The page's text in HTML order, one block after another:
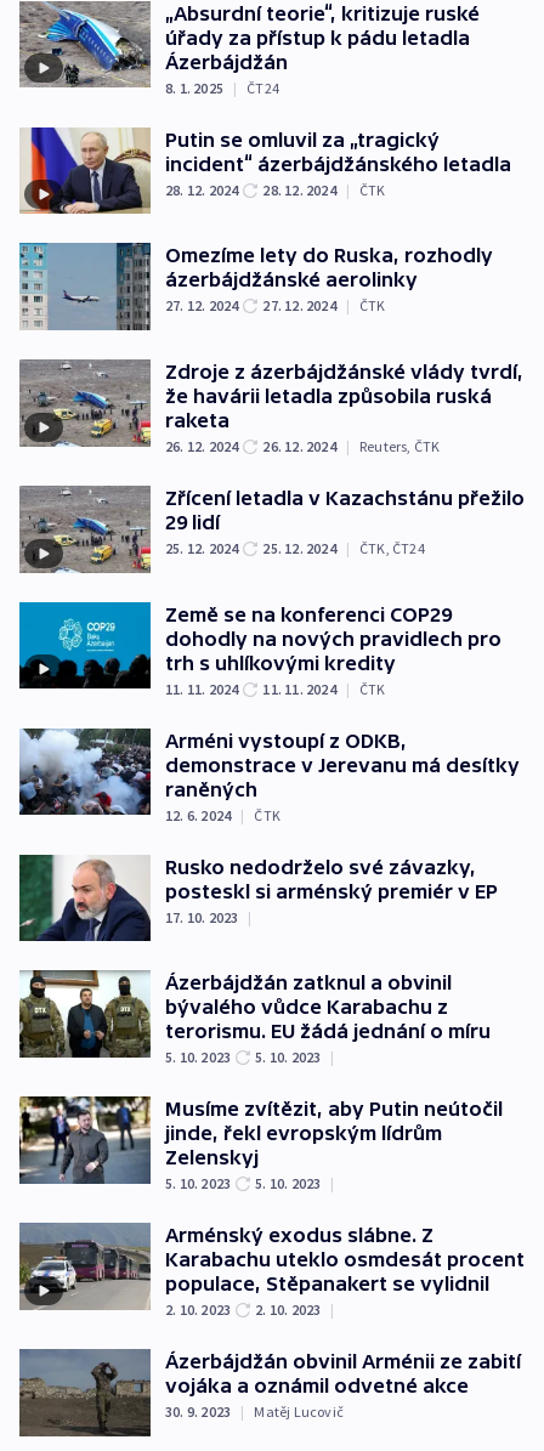
„Absurdní teorie“, kritizuje ruské
úřady za přístup k pádu letadla
Ázerbájdžán
8. 1. 2025 | ČT24
Putin se omluvil za „tragický
incident“ ázerbájdžánského letadla
28. 12. 2024 28. 12. 2024 | ČTK
Omezíme lety do Ruska, rozhodly
ázerbájdžánské aerolinky
27. 12. 2024 27. 12. 2024 | ČTK
Zdroje z ázerbájdžánské vlády tvrdí,
že havárii letadla způsobila ruská
raketa
26. 12. 2024 26. 12. 2024 | Reuters ČTK
Zřícení letadla v Kazachstánu přežilo
29 lidí
25. 12. 2024 25. 12. 2024 | ČTK ČT24
Země se na konferenci COP29
dohodly na nových pravidlech pro
trh s uhlíkovými kredity
11. 11. 2024 11. 11. 2024 | ČTK
Arméni vystoupí z ODKB,
demonstrace v Jerevanu má desítky
raněných
12. 6. 2024 | ČTK
Rusko nedodrželo své závazky,
posteskl si arménský premiér v EP
17. 10. 2023 |
Ázerbájdžán zatknul a obvinil
bývalého vůdce Karabachu z
terorismu. EU žádá jednání o míru
5. 10. 2023 5. 10. 2023 |
Musíme zvítězit, aby Putin neútočil
jinde, řekl evropským lídrům
Zelenskyj
5. 10. 2023 5. 10. 2023 |
Arménský exodus slábne. Z
Karabachu uteklo osmdesát procent
populace, Stěpanakert se vylidnil
2. 10. 2023 2. 10. 2023 |
Ázerbájdžán obvinil Arménii ze zabití
vojáka a oznámil odvetné akce
30. 9. 2023 | Matěj Lucovič